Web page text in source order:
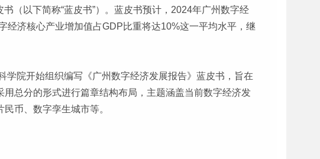
（以下简称“蓝皮书”）。蓝皮书预计，2024年广州数字经
经济核心产业增加值占GDP比重将达10%这一平均水平，继
院开始组织编写《广州数字经济发展报告》蓝皮书，旨在
总分的形式进行篇章结构布局，主题涵盖当前数字经济发
币、数字孪生城市等。